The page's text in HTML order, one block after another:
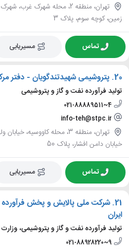
تهران، منطقه 2، محله شهرک
زمین، کوچه سوم، پلاک 3
تماس مسیریابی
20. پتروشیمی شهیدتندگویان - دفتر
تولید فرآورده نفت و گاز و پتروشیمی
021-88889511~4
info-teh@stpc.ir
تهران، منطقه 3، محله کاووسیه،
خیابان دامن افشار، پلاک 50
تماس مسیریابی
21. شرکت ملی پالایش و پخش
ایران
تولید فرآورده نفت و گاز و پتروشیمی،
021-88928220~9